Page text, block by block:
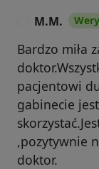
M.M.
Bardzo miła
pacjentowi
gabinecie
,pozytywnie
doktor.